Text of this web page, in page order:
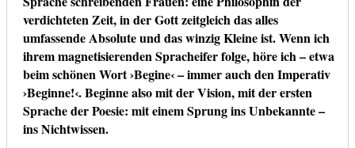
verdichteten Zeit, in der Gott zeitgleich das alles
umfassende Absolute und das winzig Kleine ist. Wenn ich
ihrem magnetisierenden Spracheifer folge, höre ich – etwa
beim schönen Wort ›Begine‹ – immer auch den Imperativ
›Beginne!‹. Beginne also mit der Vision, mit der ersten
Sprache der Poesie: mit einem Sprung ins Unbekannte –
ins Nichtwissen.